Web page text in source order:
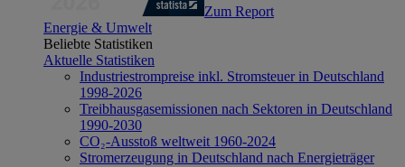
Zum Report
Energie & Umwelt
Beliebte Statistiken
Aktuelle Statistiken
Industriestrompreise inkl. Stromsteuer in Deutschland
1998-2026
Treibhausgasemissionen nach Sektoren in Deutschland
1990-2030
CO₂-Ausstoß weltweit 1960-2024
Stromerzeugung in Deutschland nach Energieträger